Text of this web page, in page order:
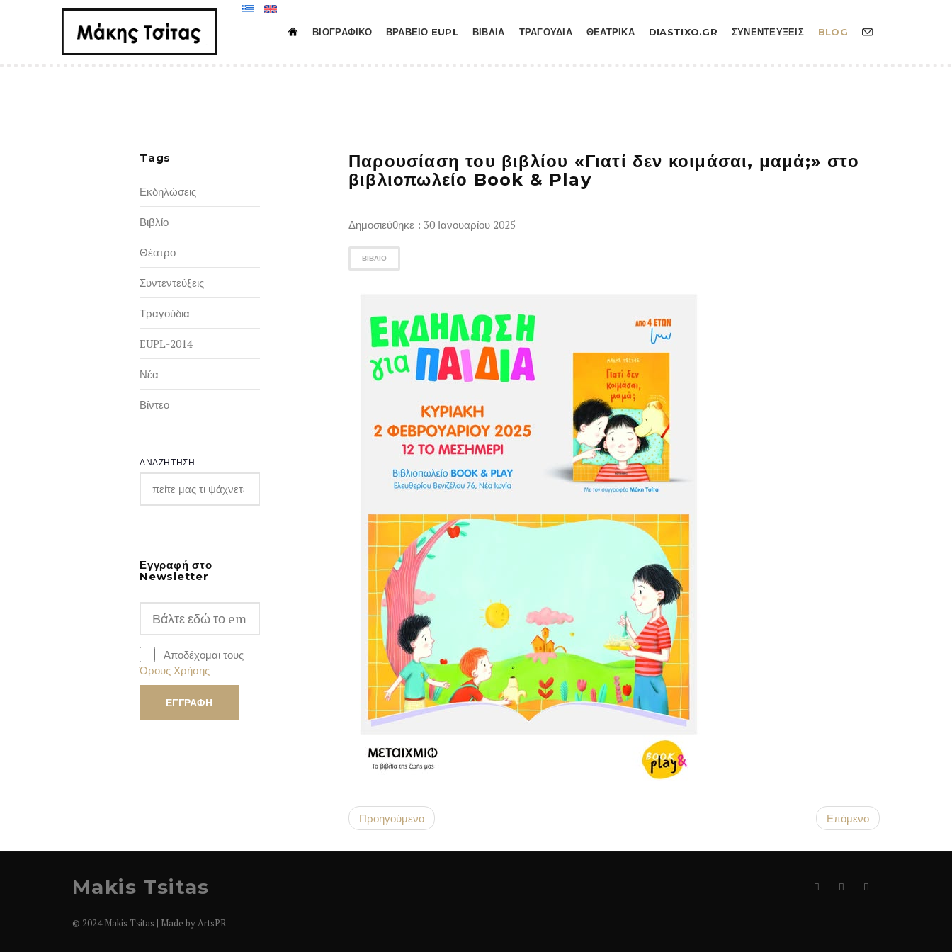
ΒΙΟΓΡΑΦΙΚΟ ΒΡΑΒΕΙΟ EUPL ΒΙΒΛΙΑ ΤΡΑΓΟΥΔΙΑ ΘΕΑΤΡΙΚΑ DIASTIXO.GR ΣΥΝΕΝΤΕΥΞΕΙΣ BLOG
Tags
Εκδηλώσεις
Βιβλίο
Θέατρο
Συντεντεύξεις
Τραγούδια
EUPL-2014
Νέα
Βίντεο
ΑΝΑΖΗΤΗΣΗ
Εγγραφή στο
Newsletter
Αποδέχομαι τους
Όρους Χρήσης
Παρουσίαση του βιβλίου «Γιατί δεν κοιμάσαι, μαμά;» στο
βιβλιοπωλείο Book & Play
Δημοσιεύθηκε : 30 Ιανουαρίου 2025
ΒΙΒΛΊΟ
Προηγούμενο Επόμενο
Makis Tsitas
© 2024 Makis Tsitas | Made byArtsPR